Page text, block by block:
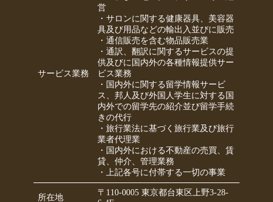
サービス業務
営
・サロンに関する健康器具、美容器
具及び用品などの輸出入並びに販売
・通信販売を含む物品販売業
・通訳、翻訳に関するサービスの提
供及びに国内外の各種情報提供サー
ビス業務
・国内外に関する留学情報サービ
ス、邦人及び外国人学生に対する国
内外での留学先の紹介並び留学手続
きの代行
・旅行業法に基づく旅行業及び旅行
業者代理業
・国内外における不動産の売買、賃
貸、仲介、管理業務
・上記各号に付帯する一切の事業
所在地
〒110-0005 東京都台東区上野3-28-